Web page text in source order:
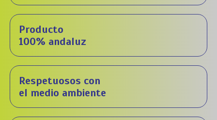
Producto
100% andaluz
Respetuosos con
el medio ambiente